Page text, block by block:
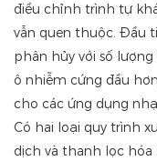
điều chỉnh trình tự
vẫn quen thuộc. Đầu
phân hủy với số
ô nhiễm cứng đầu
cho các ứng dụng
Có hai loại quy trình
dịch và thanh lọc